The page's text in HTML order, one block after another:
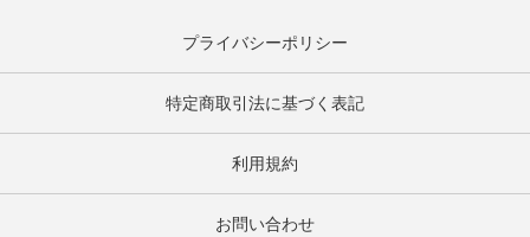
プライバシーポリシー
特定商取引法に基づく表記
利用規約
お問い合わせ